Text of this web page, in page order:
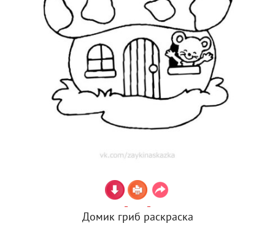
Домик гриб раскраска